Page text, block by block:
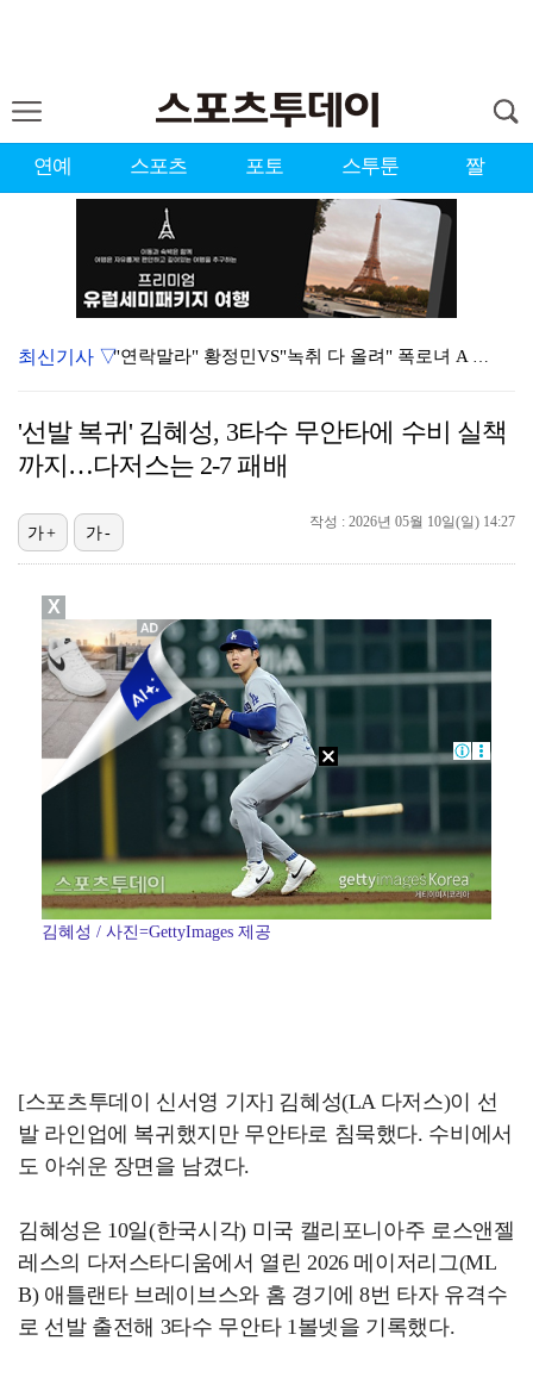
연예 스포츠 포토 스투툰 짤
"연락말라" 황정민VS"녹취 다 올려" 폭로녀 A 씨,…
황정민 폭로자 "아들 연극 몰래 관람? 소품 준비 돕고…
"군 복무 끝나고 다시 모일 것" 스트레이 키즈, 성적…
김혜성, 마이너리그 트리플A서 4경기 연속 무안타 침묵…
'오디세이'·'스파이더맨4', 박스오피스 투톱…기록 경…
최신기사 ▽
'선발 복귀' 김혜성, 3타수 무안타에 수비 실책
까지…다저스는 2-7 패배
작성 : 2026년 05월 10일(일) 14:27
가+ 가-
김혜성 / 사진=GettyImages 제공
[스포츠투데이 신서영 기자] 김혜성(LA 다저스)이 선
발 라인업에 복귀했지만 무안타로 침묵했다. 수비에서
도 아쉬운 장면을 남겼다.
김혜성은 10일(한국시각) 미국 캘리포니아주 로스앤젤
레스의 다저스타디움에서 열린 2026 메이저리그(ML
B) 애틀랜타 브레이브스와 홈 경기에 8번 타자 유격수
로 선발 출전해 3타수 무안타 1볼넷을 기록했다.
X